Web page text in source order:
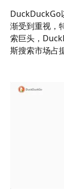
DuckDuckGo
渐受到重视，
索巨头，
斯搜索市场占